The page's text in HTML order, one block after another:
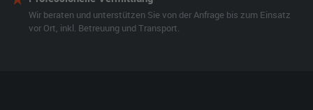
Wir beraten und unterstützen Sie von der Anfrage bis zum Einsatz
vor Ort, inkl. Betreuung und Transport.